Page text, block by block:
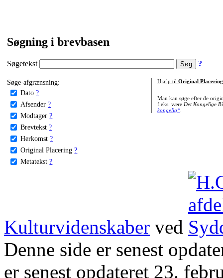
Søgning i brevbasen
Søgetekst ?
Søge-afgrænsning:
Dato ?
Afsender ?
Modtager ?
Brevtekst ?
Herkomst ?
Original Placering ?
Metatekst ?
Hjælp til Original Placering
Man kan søge efter de
f.eks. være Det Kongelige
kongelig*.
Kulturvidenskaber ved
Denne side er senest
er senest opdateret 23.